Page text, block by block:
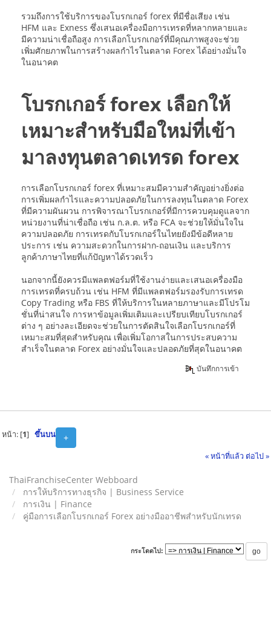
รวมถึงการใช้บริการของโบรกเกอร์ forex ที่มีชื่อเสียง เช่น
HFM และ Exness ซึ่งเสนอเครื่องมือการเทรดที่หลากหลายและ
มีความน่าเชื่อถือสูง การเลือกโบรกเกอร์ที่มีคุณภาพสูงจะช่วย
เพิ่มศักยภาพในการสร้างผลกำไรในตลาด Forex ได้อย่างมั่นใจ
ในอนาคต
โบรกเกอร์ forex เลือกให้
เหมาะสำหรับมือใหม่ที่เข้า
มาลงทุนตลาดเทรด forex
การเลือกโบรกเกอร์ forex ที่เหมาะสมมีความสำคัญอย่างยิ่งต่อ
การเพิ่มผลกำไรและความปลอดภัยในการลงทุนในตลาด Forex
ที่มีความผันผวน การพิจารณาโบรกเกอร์ที่มีการควบคุมดูแลจาก
หน่วยงานที่น่าเชื่อถือ เช่น ก.ล.ต. หรือ FCA จะช่วยให้มั่นใจใน
ความปลอดภัย การเทรดกับโบรกเกอร์ในไทยยังมีข้อดีหลาย
ประการ เช่น ความสะดวกในการฝาก-ถอนเงิน และบริการ
ลูกค้าภาษาไทยที่แก้ปัญหาได้รวดเร็ว
นอกจากนี้ยังควรมีแพลตฟอร์มที่ใช้งานง่ายและเสนอเครื่องมือ
การเทรดที่ครบถ้วน เช่น HFM ที่มีแพลตฟอร์มรองรับการเทรด
Copy Trading หรือ FBS ที่ให้บริการในหลายภาษาและมีโปรโม
ชั่นที่น่าสนใจ การหาข้อมูลเพิ่มเติมและเปรียบเทียบโบรกเกอร์
ต่าง ๆ อย่างละเอียดจะช่วยในการตัดสินใจเลือกโบรกเกอร์ที่
เหมาะสมที่สุดสำหรับคุณ เพื่อเพิ่มโอกาสในการประสบความ
สำเร็จในตลาด Forex อย่างมั่นใจและปลอดภัยที่สุดในอนาคต
บันทึกการเข้า
+
หน้า: [1] ขึ้นบน
« หน้าที่แล้ว ต่อไป »
ThaiFranchiseCenter Webboard
การให้บริการทางธุรกิจ | Business Service
การเงิน | Finance
คู่มือการเลือกโบรกเกอร์ Forex อย่างมืออาชีพสำหรับนักเทรด
กระโดดไป: